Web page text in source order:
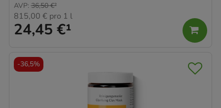
24,45 €¹
AVP: 36,50 €²
815,00 € pro 1 l
-36,5%